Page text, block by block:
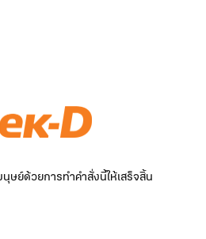
ษย์ด้วยการทำคำสั่งนี้ให้เสร็จสิ้น